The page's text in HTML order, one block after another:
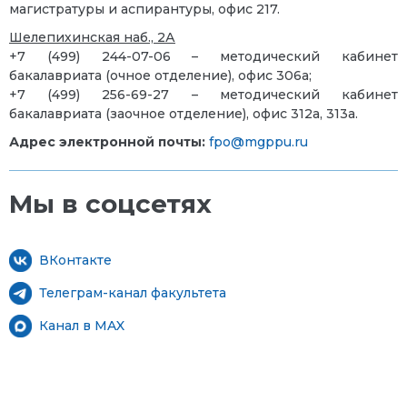
магистратуры и аспирантуры, офис 217.
Шелепихинская наб., 2А
+7 (499) 244-07-06 – методический кабинет
бакалавриата (очное отделение), офис 306а;
+7 (499) 256-69-27 – методический кабинет
бакалавриата (заочное отделение), офис 312а, 313а.
Адрес электронной почты: fpo@mgppu.ru
Мы в соцсетях
ВКонтакте
Телеграм-канал факультета
Канал в MAX